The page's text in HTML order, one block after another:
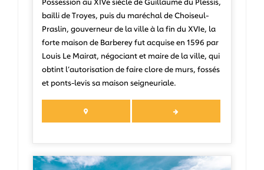
Possession au XIVe siècle de Guillaume du Plessis,
bailli de Troyes, puis du maréchal de Choiseul-
Praslin, gouverneur de la ville à la fin du XVIe, la
forte maison de Barberey fut acquise en 1596 par
Louis Le Mairat, négociant et maire de la ville, qui
obtint l’autorisation de faire clore de murs, fossés
et ponts-levis sa maison seigneuriale.